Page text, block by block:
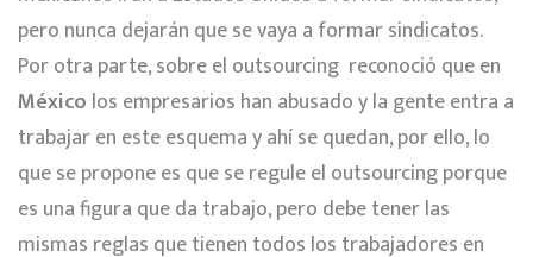
pero nunca dejarán que se vaya a formar sindicatos.
Por otra parte, sobre el outsourcing reconoció que en
México los empresarios han abusado y la gente entra a
trabajar en este esquema y ahí se quedan, por ello, lo
que se propone es que se regule el outsourcing porque
es una figura que da trabajo, pero debe tener las
mismas reglas que tienen todos los trabajadores en